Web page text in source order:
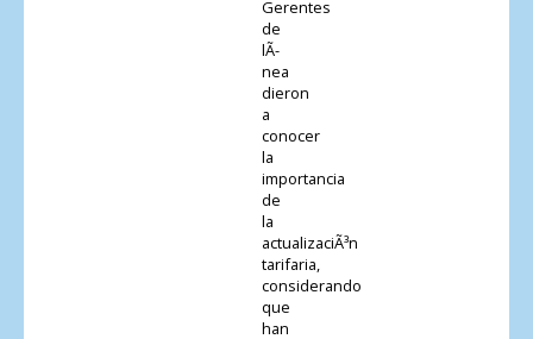
Gerentes
de
lÃ­
nea
dieron
a
conocer
la
importancia
de
la
actualizaciÃ³n
tarifaria,
considerando
que
han